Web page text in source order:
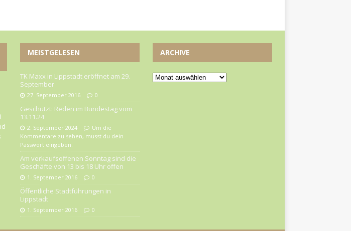
MEISTGELESEN
TK Maxx in Lippstadt eröffnet am 29.
September
27. September 2016 0
Geschützt: Reden im Bundestag vom
13.11.24
2. September 2024
Um die
Kommentare zu sehen, musst du dein
Passwort eingeben.
Am verkaufsoffenen Sonntag sind die
Geschäfte von 13 bis 18 Uhr offen
1. September 2016 0
Öffentliche Stadtführungen in
Lippstadt
1. September 2016 0
ARCHIVE